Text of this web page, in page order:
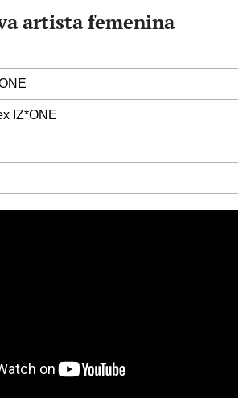
artista femenina
IZ*ONE